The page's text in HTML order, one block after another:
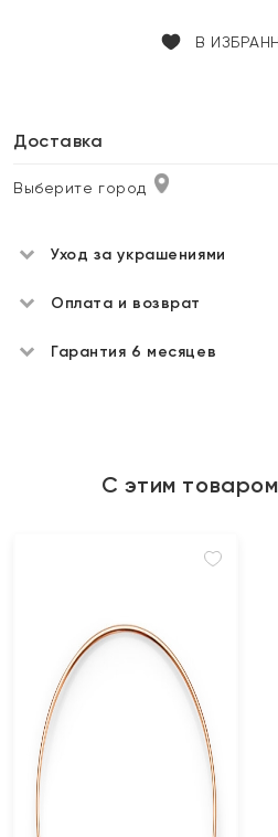
В
Доставка
Выберите город
Уход за украшениями
Оплата и возврат
Гарантия 6 месяцев
С этим